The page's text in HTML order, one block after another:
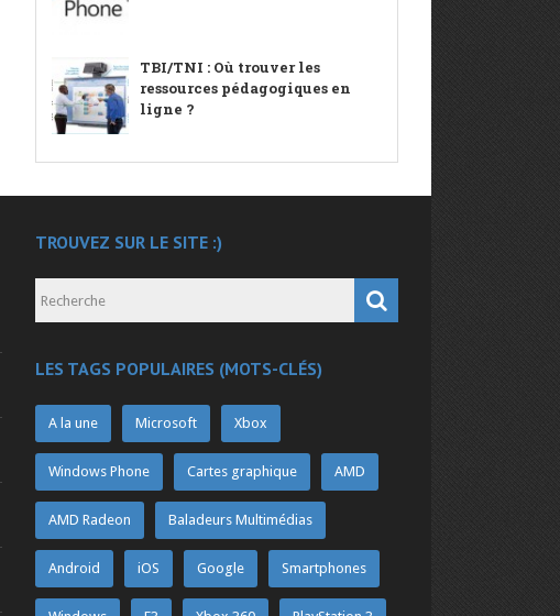
TBI/TNI : Où trouver les
ressources pédagogiques en
ligne ?
TROUVEZ SUR LE SITE :)
LES TAGS POPULAIRES (MOTS-CLÉS)
A la une Microsoft Xbox
Windows Phone Cartes graphique AMD
AMD Radeon Baladeurs Multimédias
Android iOS Google Smartphones